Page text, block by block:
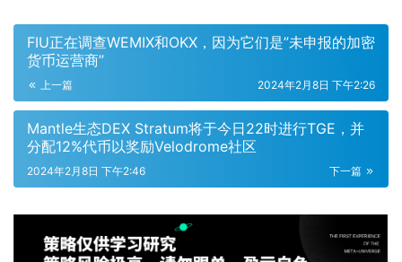
FIU正在调查WEMIX和OKX，因为它们是”未申报的加密
货币运营商”
上一篇 2024年2月8日 下午2:26
Mantle生态DEX Stratum将于今日22时进行TGE，并
分配12%代币以奖励Velodrome社区
下一篇
2024年2月8日 下午2:46